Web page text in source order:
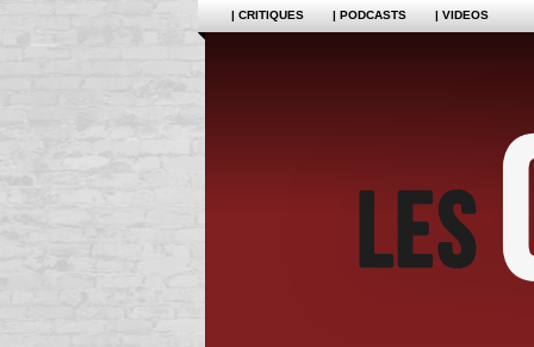
| CRITIQUES | PODCASTS | VIDEOS